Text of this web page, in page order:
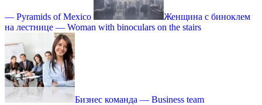
— Pyramids of Mexico
Женщина с биноклем
на лестнице — Woman with binoculars on the stairs
Бизнес команда — Business team